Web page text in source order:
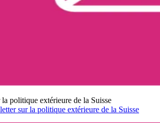
politique extérieure de la Suisse
sur la politique extérieure de la Suisse